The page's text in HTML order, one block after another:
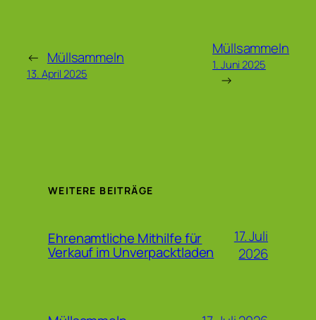
← Müllsammeln
13. April 2025
Müllsammeln
1. Juni 2025
→
WEITERE BEITRÄGE
Ehrenamtliche Mithilfe für
Verkauf im Unverpacktladen
17. Juli
2026